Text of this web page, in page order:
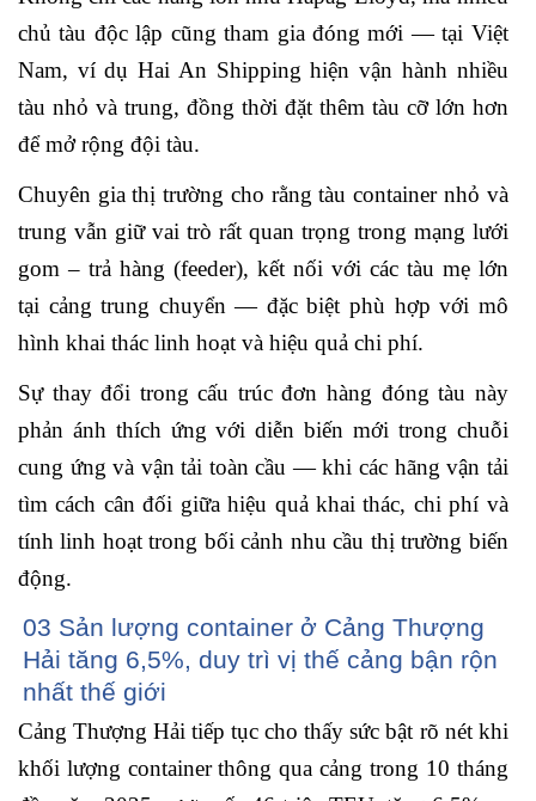
chủ tàu độc lập cũng tham gia đóng mới — tại Việt
Nam, ví dụ Hai An Shipping hiện vận hành nhiều
tàu nhỏ và trung, đồng thời đặt thêm tàu cỡ lớn hơn
để mở rộng đội tàu.
Chuyên gia thị trường cho rằng tàu container nhỏ và
trung vẫn giữ vai trò rất quan trọng trong mạng lưới
gom – trả hàng (feeder), kết nối với các tàu mẹ lớn
tại cảng trung chuyển — đặc biệt phù hợp với mô
hình khai thác linh hoạt và hiệu quả chi phí.
Sự thay đổi trong cấu trúc đơn hàng đóng tàu này
phản ánh thích ứng với diễn biến mới trong chuỗi
cung ứng và vận tải toàn cầu — khi các hãng vận tải
tìm cách cân đối giữa hiệu quả khai thác, chi phí và
tính linh hoạt trong bối cảnh nhu cầu thị trường biến
động.
03 Sản lượng container ở Cảng Thượng
Hải tăng 6,5%, duy trì vị thế cảng bận rộn
nhất thế giới
Cảng Thượng Hải tiếp tục cho thấy sức bật rõ nét khi
khối lượng container thông qua cảng trong 10 tháng